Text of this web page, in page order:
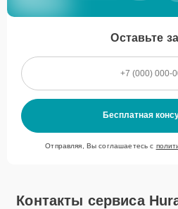
Оставьте
Бесплатная
Отправляя, Вы соглашаетесь с
Контакты сервиса